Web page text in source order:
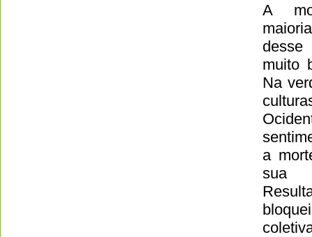
A
muito
Na
a
sua